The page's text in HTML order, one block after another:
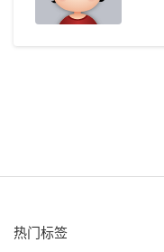
热门标签